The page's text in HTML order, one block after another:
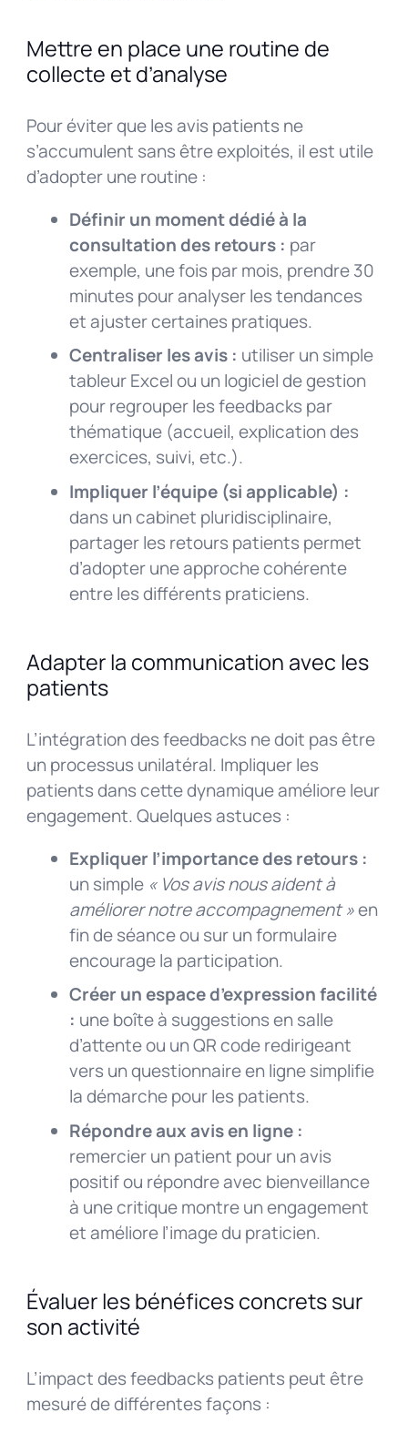
Mettre en place une routine de
collecte et d’analyse
Pour éviter que les avis patients ne
s’accumulent sans être exploités, il est utile
d’adopter une routine :
Définir un moment dédié à la
consultation des retours : par
exemple, une fois par mois, prendre 30
minutes pour analyser les tendances
et ajuster certaines pratiques.
Centraliser les avis : utiliser un simple
tableur Excel ou un logiciel de gestion
pour regrouper les feedbacks par
thématique (accueil, explication des
exercices, suivi, etc.).
Impliquer l’équipe (si applicable) :
dans un cabinet pluridisciplinaire,
partager les retours patients permet
d’adopter une approche cohérente
entre les différents praticiens.
Adapter la communication avec les
patients
L’intégration des feedbacks ne doit pas être
un processus unilatéral. Impliquer les
patients dans cette dynamique améliore leur
engagement. Quelques astuces :
Expliquer l’importance des retours :
un simple « Vos avis nous aident à
améliorer notre accompagnement »en
fin de séance ou sur un formulaire
encourage la participation.
Créer un espace d’expression facilité
: une boîte à suggestions en salle
d’attente ou un QR code redirigeant
vers un questionnaire en ligne simplifie
la démarche pour les patients.
Répondre aux avis en ligne :
remercier un patient pour un avis
positif ou répondre avec bienveillance
à une critique montre un engagement
et améliore l’image du praticien.
Évaluer les bénéfices concrets sur
son activité
L’impact des feedbacks patients peut être
mesuré de différentes façons :